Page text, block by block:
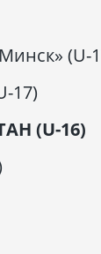
(U-
17)
(U-16)